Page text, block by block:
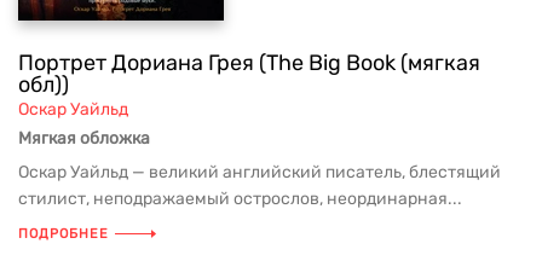
Портрет Дориана Грея (The Big Book (мягкая
обл))
Оскар Уайльд
Мягкая обложка
Оскар Уайльд — великий английский писатель, блестящий
стилист, неподражаемый острослов, неординарная...
ПОДРОБНЕЕ